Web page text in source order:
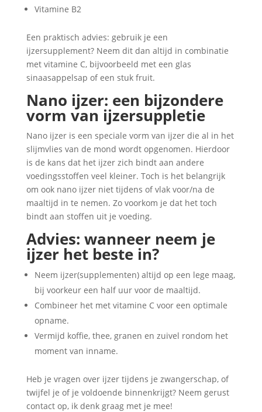
Vitamine B2
Een praktisch advies: gebruik je een
ijzersupplement? Neem dit dan altijd in combinatie
met vitamine C, bijvoorbeeld met een glas
sinaasappelsap of een stuk fruit.
Nano ijzer: een bijzondere
vorm van ijzersuppletie
Nano ijzer is een speciale vorm van ijzer die al in het
slijmvlies van de mond wordt opgenomen. Hierdoor
is de kans dat het ijzer zich bindt aan andere
voedingsstoffen veel kleiner. Toch is het belangrijk
om ook nano ijzer niet tijdens of vlak voor/na de
maaltijd in te nemen. Zo voorkom je dat het toch
bindt aan stoffen uit je voeding.
Advies: wanneer neem je
ijzer het beste in?
Neem ijzer(supplementen) altijd op een lege maag,
bij voorkeur een half uur voor de maaltijd.
Combineer het met vitamine C voor een optimale
opname.
Vermijd koffie, thee, granen en zuivel rondom het
moment van inname.
Heb je vragen over ijzer tijdens je zwangerschap, of
twijfel je of je voldoende binnenkrijgt? Neem gerust
contact op, ik denk graag met je mee!